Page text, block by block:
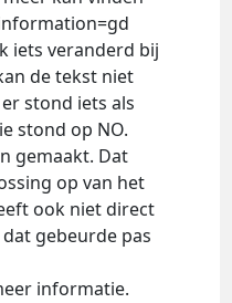
iets veranderd bij
de tekst niet
stond iets als
stond op NO.
gemaakt. Dat
op van het
ook niet direct
gebeurde pas
informatie.